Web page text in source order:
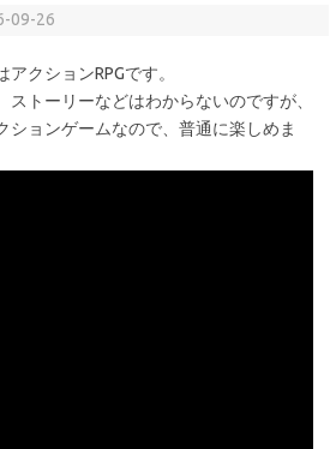
09-26
クションRPGです。
トーリーなどはわからないのですが、
ションゲームなので、普通に楽しめま